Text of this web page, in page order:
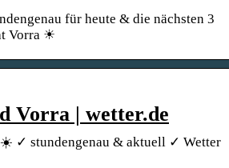
für heute & die nächsten 3
Vorra ☀
Vorra | wetter.de
☀️ ✓ stundengenau & aktuell ✓ Wetter